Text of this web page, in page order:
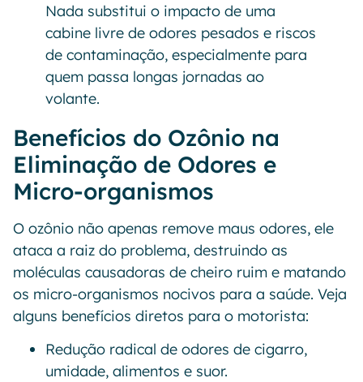
Nada substitui o impacto de uma
cabine livre de odores pesados e riscos
de contaminação, especialmente para
quem passa longas jornadas ao
volante.
Benefícios do Ozônio na
Eliminação de Odores e
Micro-organismos
O ozônio não apenas remove maus odores, ele
ataca a raiz do problema, destruindo as
moléculas causadoras de cheiro ruim e matando
os micro-organismos nocivos para a saúde. Veja
alguns benefícios diretos para o motorista:
Redução radical de odores de cigarro,
umidade, alimentos e suor.